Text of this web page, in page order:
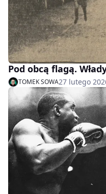
Pod obcą flagą.
TOMEK SOWA27 lutego